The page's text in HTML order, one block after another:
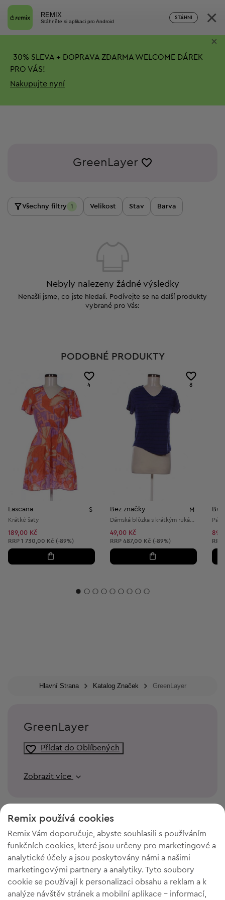
REMIX
Stáhněte si aplikaci pro Android
STÁHNI ×
-30% SLEVA + DOPRAVA ZDARMA WELCOME DÁREK
PRO VÁS!
Nakupujte nyní
×
GreenLayer
Všechny filtry 1 Velikost Stav Barva
Nebyly nalezeny žádné výsledky
Nenašli jsme, co jste hledali. Podívejte se na další produkty
vybrané pro Vás:
PODOBNÉ PRODUKTY
4
Lascana S
Krátké šaty
189,00 Kč
Doporučená cena:
RRP 1 730,00 Kč (-89%)
8
Bez značky M
49,00 Kč
Doporučená cena:
RRP 487,00 Kč (-89%) RRP
Hlavní Strana Katalog Značek GreenLayer
GreenLayer
Přídat do Oblíbených
Zobrazit více
POTŘEBUJETE PROSTOR VE
Remix používá cookies
Remix Vám doporučuje, abyste souhlasili s používáním
funkčních cookies, které jsou určeny pro marketingové a
analytické účely a jsou poskytovány námi a našimi
marketingovými partnery a analytiky. Tyto soubory
cookie se používají k personalizaci obsahu a reklam a k
analýze návštěv stránek a mobilní aplikace - informací,